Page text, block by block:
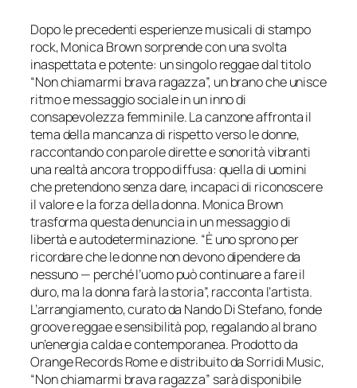
Dopo le precedenti esperienze musicali di stampo
rock, Monica Brown sorprende con una svolta
inaspettata e potente: un singolo reggae dal titolo
“Non chiamarmi brava ragazza”, un brano che unisce
ritmo e messaggio sociale in un inno di
consapevolezza femminile. La canzone affronta il
tema della mancanza di rispetto verso le donne,
raccontando con parole dirette e sonorità vibranti
una realtà ancora troppo diffusa: quella di uomini
che pretendono senza dare, incapaci di riconoscere
il valore e la forza della donna. Monica Brown
trasforma questa denuncia in un messaggio di
libertà e autodeterminazione. “È uno sprono per
ricordare che le donne non devono dipendere da
nessuno — perché l’uomo può continuare a fare il
duro, ma la donna farà la storia”, racconta l’artista.
L’arrangiamento, curato da Nando Di Stefano, fonde
groove reggae e sensibilità pop, regalando al brano
un’energia calda e contemporanea. Prodotto da
Orange Records Rome e distribuito da Sorridi Music,
“Non chiamarmi brava ragazza” sarà disponibile